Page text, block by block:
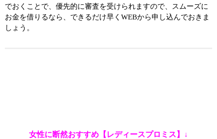
でおくことで、優先的に審査を受けられますので、スムーズに
お金を借りるなら、できるだけ早くWEBから申し込んでおきま
しょう。
女性に断然おすすめ【レディースプロミス】↓